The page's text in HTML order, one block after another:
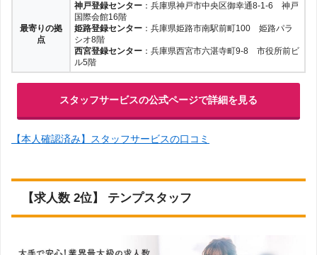
最寄りの拠
点
神戸登録センター ：兵庫県神戸市中央区御幸通8-1-6 神戸
国際会館16階
姫路登録センター ：兵庫県姫路市南駅前町100 姫路パラ
シオ8階
西宮登録センター ：兵庫県西宮市六湛寺町9-8 市役所前ビ
ル5階
スタッフサービスの公式ページで詳細を見る
【本人確認済み】スタッフサービスの口コミ
【求人数 2位】 テンプスタッフ